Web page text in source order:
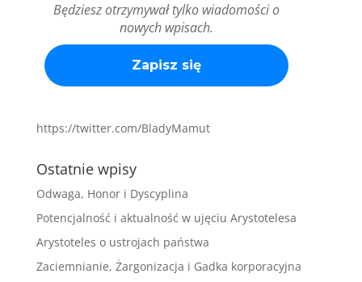
Będziesz otrzymywał tylko wiadomości o
nowych wpisach.
https://twitter.com/BladyMamut
Ostatnie wpisy
Odwaga, Honor i Dyscyplina
Potencjalność i aktualność w ujęciu Arystotelesa
Arystoteles o ustrojach państwa
Zaciemnianie, Żargonizacja i Gadka korporacyjna